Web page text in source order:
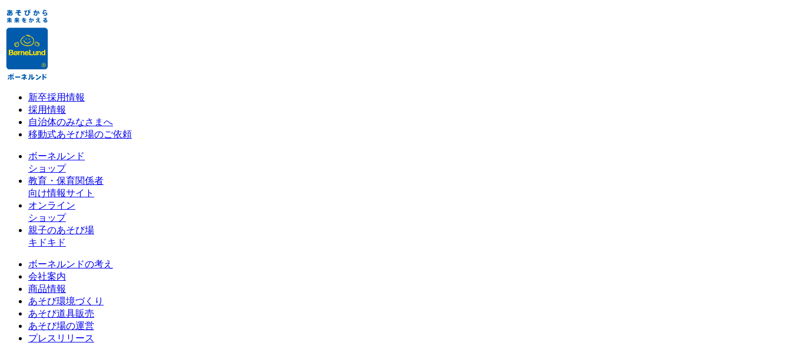
新卒採用情報
採用情報
自治体のみなさまへ
移動式あそび場のご依頼
ボーネルンド
ショップ
教育・保育関係者
向け情報サイト
オンライン
ショップ
親子のあそび場
キドキド
ボーネルンドの考え
会社案内
商品情報
あそび環境づくり
あそび道具販売
あそび場の運営
プレスリリース